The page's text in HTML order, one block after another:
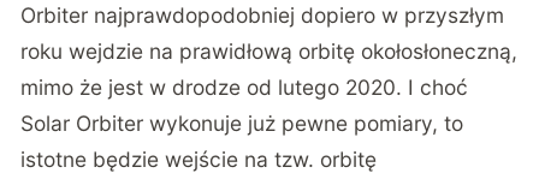
Orbiter najprawdopodobniej dopiero w przyszłym
roku wejdzie na prawidłową orbitę okołosłoneczną,
mimo że jest w drodze od lutego 2020. I choć
Solar Orbiter wykonuje już pewne pomiary, to
istotne będzie wejście na tzw. orbitę